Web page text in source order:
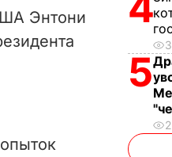
Энтони
5